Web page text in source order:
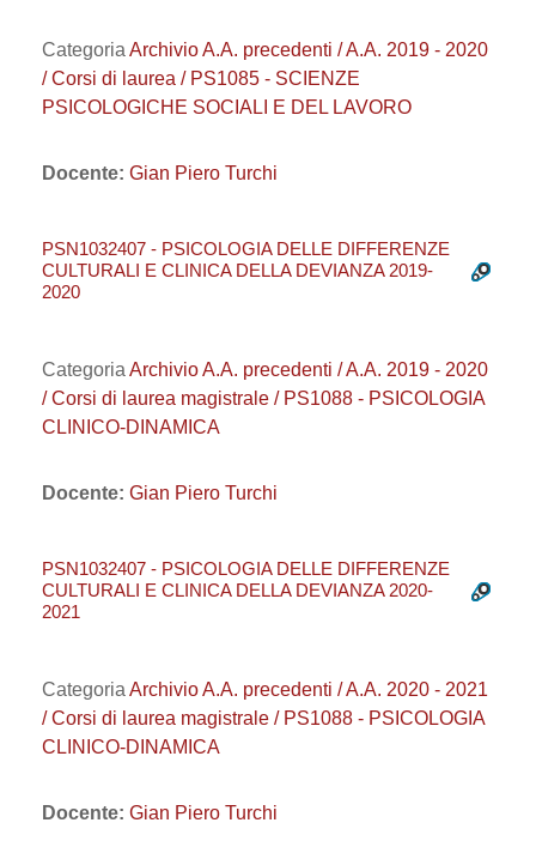
Categoria Archivio A.A. precedenti / A.A. 2019 - 2020
/ Corsi di laurea / PS1085 - SCIENZE
PSICOLOGICHE SOCIALI E DEL LAVORO
Docente: Gian Piero Turchi
PSN1032407 - PSICOLOGIA DELLE DIFFERENZE
CULTURALI E CLINICA DELLA DEVIANZA 2019-
2020
Categoria Archivio A.A. precedenti / A.A. 2019 - 2020
/ Corsi di laurea magistrale / PS1088 - PSICOLOGIA
CLINICO-DINAMICA
Docente: Gian Piero Turchi
PSN1032407 - PSICOLOGIA DELLE DIFFERENZE
CULTURALI E CLINICA DELLA DEVIANZA 2020-
2021
Categoria Archivio A.A. precedenti / A.A. 2020 - 2021
/ Corsi di laurea magistrale / PS1088 - PSICOLOGIA
CLINICO-DINAMICA
Docente: Gian Piero Turchi